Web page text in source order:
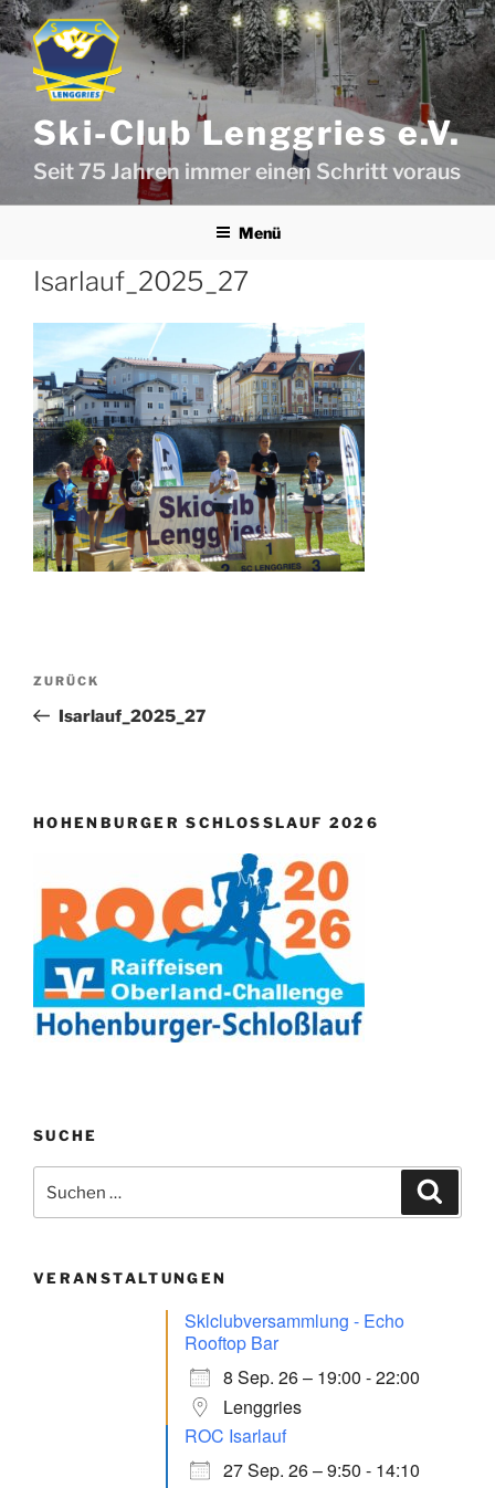
Zum
Inhalt
springen
Ski-Club Lenggries e.V.
Seit 75 Jahren immer einen Schritt voraus
Menü
Isarlauf_2025_27
Beitragsnavigation
Vorheriger
Beitrag
ZURÜCK
Isarlauf_2025_27
HOHENBURGER SCHLOSSLAUF 2026
SUCHE
nach:
VERANSTALTUNGEN
Sklclubversammlung - Echo
Rooftop Bar
8 Sep. 26 – 19:00 - 22:00
Lenggries
ROC Isarlauf
27 Sep. 26 – 9:50 - 14:10